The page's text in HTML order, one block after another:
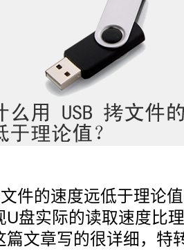
件的速度远低于理论
U盘实际的读取速度比
篇文章写的很详细，特